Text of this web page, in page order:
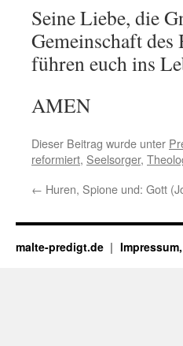
Seine Liebe, die
Gemeinschaft des
führen euch ins
AMEN
Dieser Beitrag wurde unter
reformiert, Seelsorger,
← Huren, Spione und: Gott
malte-predigt.de